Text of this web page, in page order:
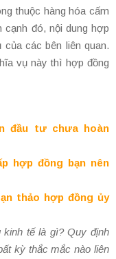
thuộc hàng hóa cấm
đó, nội dung hợp
các bên liên quan.
vụ này thì hợp đồng
đầu tư chưa hoàn
hợp đồng bạn nên
thảo hợp đồng ủy
tế là gì? Quy định
kỳ thắc mắc nào liên